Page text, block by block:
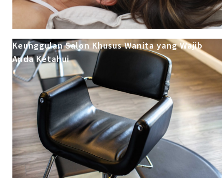
Keunggulan Salon Khusus Wanita yang Wajib
Anda Ketahui